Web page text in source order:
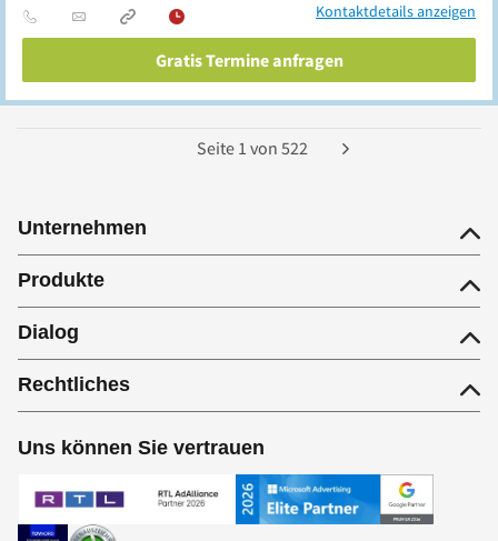
Kontaktdetails anzeigen
Gratis Termine anfragen
Seite 1 von 522
Unternehmen
Produkte
Dialog
Rechtliches
Uns können Sie vertrauen